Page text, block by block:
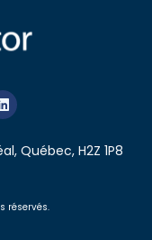
Québec, H2Z 1P8
réservés.